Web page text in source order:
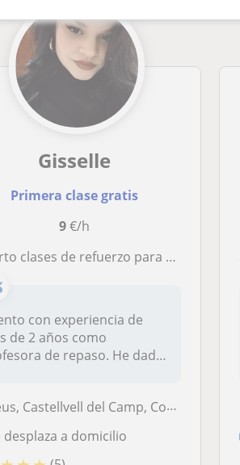
Gisselle
Primera clase gratis
9€/h
refuerzo para niños/as con TDAH, autismo, altas capacidades, dislexia, etc
con experiencia de
de 2 años como
de repaso. He dado
del Camp, Constantí, Riudoms, Salou, Tarragona Capit...
desplaza a domicilio